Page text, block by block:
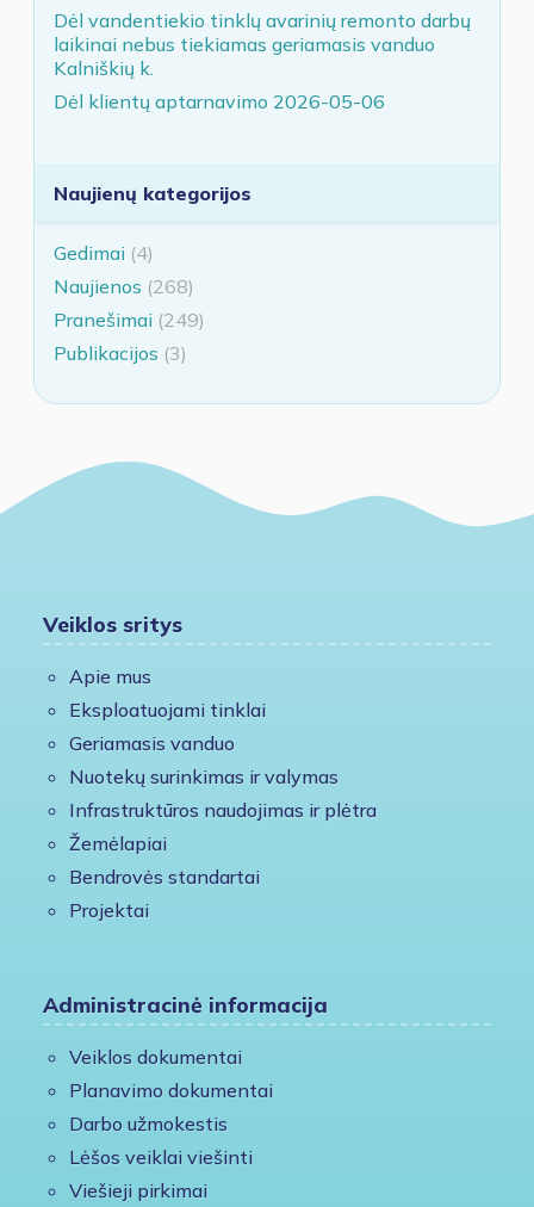
Dėl vandentiekio tinklų avarinių remonto darbų
laikinai nebus tiekiamas geriamasis vanduo
Kalniškių k.
Dėl klientų aptarnavimo 2026-05-06
Naujienų kategorijos
Gedimai (4)
Naujienos (268)
Pranešimai (249)
Publikacijos (3)
Veiklos sritys
Apie mus
Eksploatuojami tinklai
Geriamasis vanduo
Nuotekų surinkimas ir valymas
Infrastruktūros naudojimas ir plėtra
Žemėlapiai
Bendrovės standartai
Projektai
Administracinė informacija
Veiklos dokumentai
Planavimo dokumentai
Darbo užmokestis
Lėšos veiklai viešinti
Viešieji pirkimai